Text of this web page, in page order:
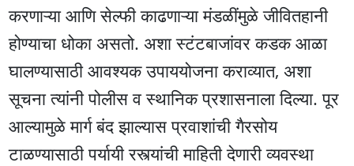
करणाऱ्या आणि सेल्फी काढणाऱ्या मंडळींमुळे जीवितहानी
होण्याचा धोका असतो. अशा स्टंटबाजांवर कडक आळा
घालण्यासाठी आवश्यक उपाययोजना कराव्यात, अशा
सूचना त्यांनी पोलीस व स्थानिक प्रशासनाला दिल्या. पूर
आल्यामुळे मार्ग बंद झाल्यास प्रवाशांची गैरसोय
टाळण्यासाठी पर्यायी रस्त्यांची माहिती देणारी व्यवस्था